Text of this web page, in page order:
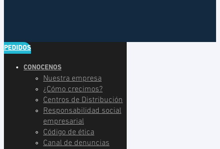
PEDIDOS
CONOCENOS
Nuestra empresa
¿Cómo crecimos?
Centros de Distribución
Responsabilidad social
empresarial
Código de ética
Canal de denuncias